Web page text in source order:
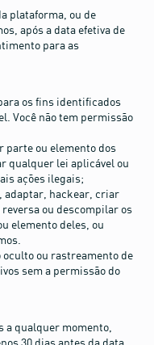
plataforma, ou de
após a data efetiva de
para as
os fins identificados
Você não tem permissão
parte ou elemento dos
qualquer lei aplicável ou
ações ilegais;
hackear, criar
ou descompilar os
elemento deles, ou
ou rastreamento de
sem a permissão do
a qualquer momento,